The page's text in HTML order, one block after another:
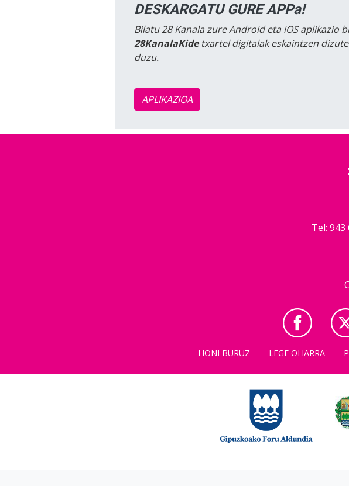
DESKARGATU GURE APPa!
Bilatu 28 Kanala zure Android eta iOS aplikazio
28KanalaKidetxartel digitalak eskaintzen
duzu.
APLIKAZIOA
Tel: 943
HONI BURUZ LEGE OHARRA